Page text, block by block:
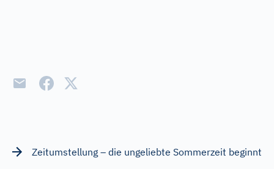
Zeitumstellung – die ungeliebte Sommerzeit beginnt